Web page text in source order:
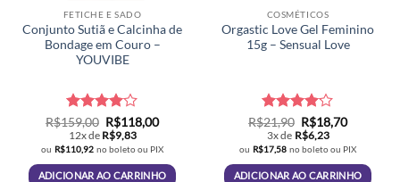
FETICHE E SADO
Conjunto Sutiã e Calcinha de
Bondage em Couro –
YOUVIBE
Avaliação
4de 5
R$159,00 O
preço
original
era:
R$159,00.
R$118,00O
atual
é:
R$118,00.
12x de R$9,83
ou R$110,92 no boleto ou PIX
ADICIONAR AO CARRINHO
COSMÉTICOS
Orgastic Love Gel Feminino
15g – Sensual Love
Avaliação
4.07de
5
R$21,90 O
preço
original
era:
R$21,90.
R$18,70O
atual
é:
R$18,70.
3x de R$6,23
ou R$17,58 no boleto ou PIX
ADICIONAR AO CARRINHO